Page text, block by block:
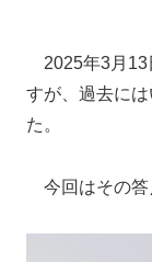
2025年3月13
すが、過去に
た。
今回はその答